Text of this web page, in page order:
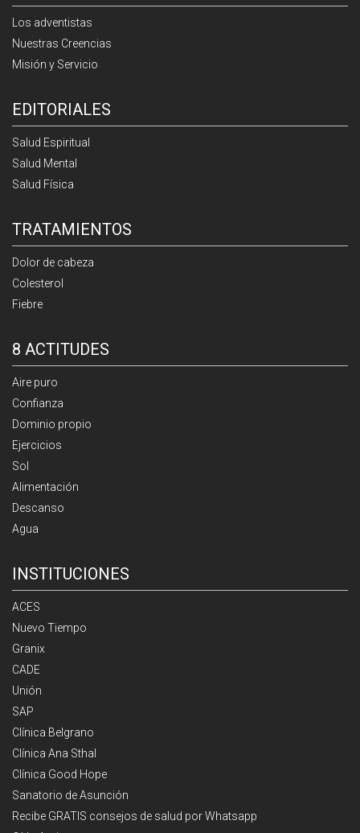
Los adventistas
Nuestras Creencias
Misión y Servicio
EDITORIALES
Salud Espiritual
Salud Mental
Salud Física
TRATAMIENTOS
Dolor de cabeza
Colesterol
Fiebre
8 ACTITUDES
Aire puro
Confianza
Dominio propio
Ejercicios
Sol
Alimentación
Descanso
Agua
INSTITUCIONES
ACES
Nuevo Tiempo
Granix
CADE
Unión
SAP
Clínica Belgrano
Clínica Ana Sthal
Clínica Good Hope
Sanatorio de Asunción
Recibe GRATIS consejos de salud por Whatsapp